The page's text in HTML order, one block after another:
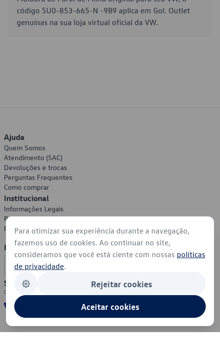
código 5U0-853-665-N -9B9 aplica em Gol. Outlet
genuínas na sua loja virtual oficial da VW.
Ajuda
Quem Somos
Atendimento (SAC)
Devoluções e trocas
Perguntas Frequentes
Como comprar
Institucional
Informações Legais
Política de Privacidade
Política de Cookies
Formas de Pagamento
Segurança
Para otimizar sua experiência durante a navegação,
fazemos uso de cookies. Ao continuar no site,
consideramos que você está ciente com nossas políticas
de privacidade.
Rejeitar cookies
Aceitar cookies